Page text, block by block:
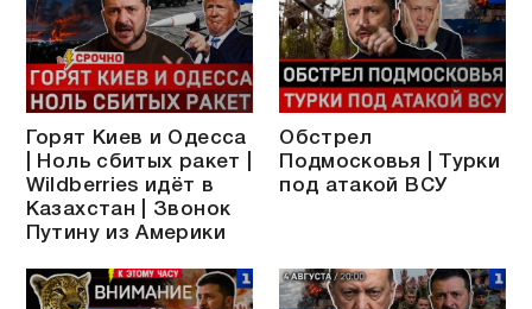
Горят Киев и Одесса
| Ноль сбитых ракет |
Wildberries идёт в
Казахстан | Звонок
Путину из Америки
Обстрел
Подмосковья | Турки
под атакой ВСУ